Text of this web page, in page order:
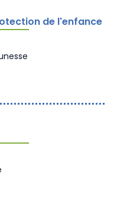
de l'enfance